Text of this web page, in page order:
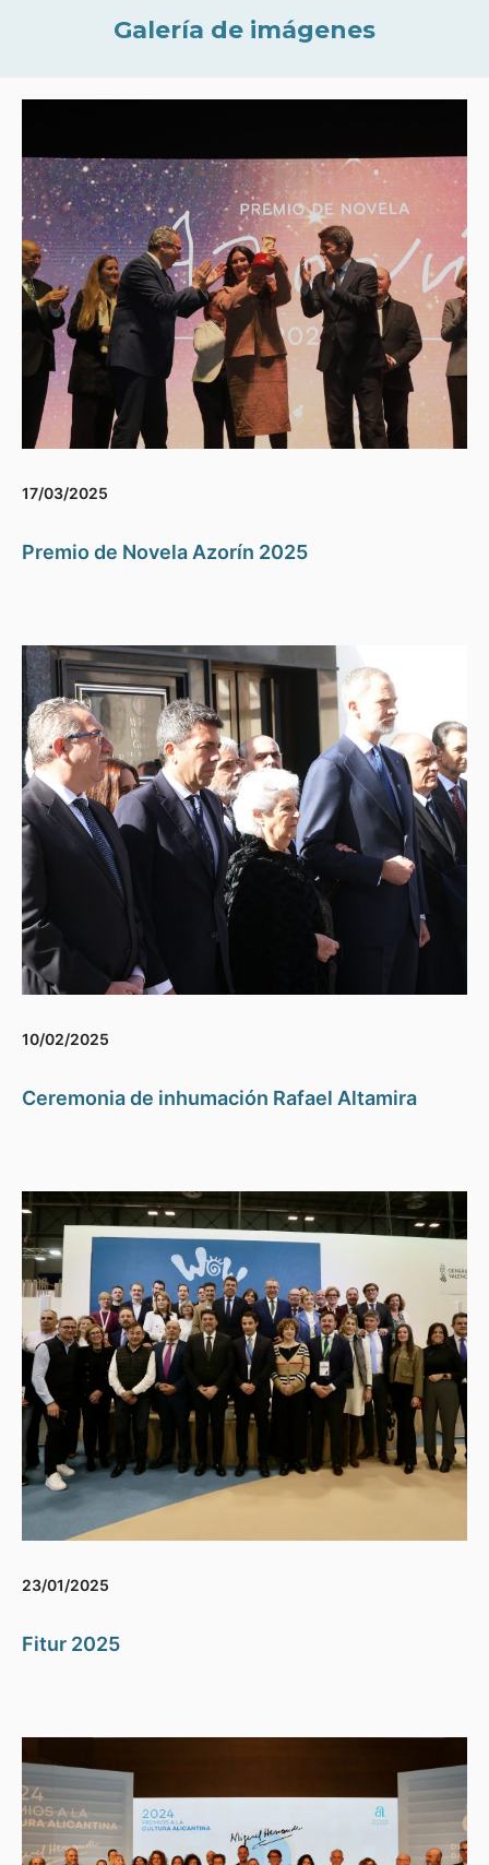
Galería de imágenes
17/03/2025
Premio de Novela Azorín 2025
10/02/2025
Ceremonia de inhumación Rafael Altamira
23/01/2025
Fitur 2025